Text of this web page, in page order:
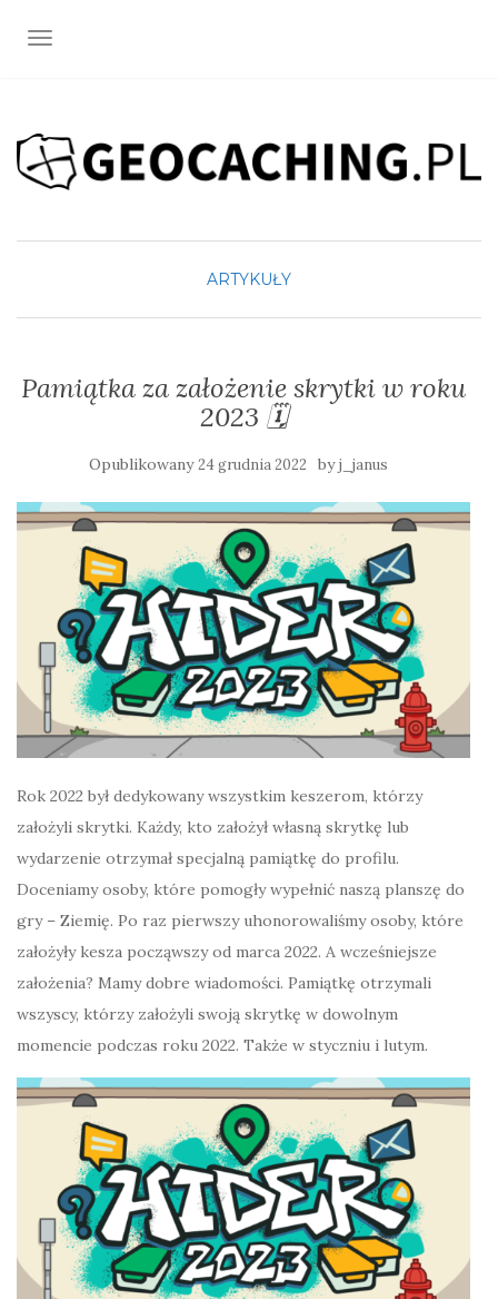
TOGGLE NAVIGATION
ARTYKUŁY
Pamiątka za założenie skrytki w roku
2023 🗓️
Opublikowany24 grudnia 2022 byj_janus
Rok 2022 był dedykowany wszystkim keszerom, którzy
założyli skrytki. Każdy, kto założył własną skrytkę lub
wydarzenie otrzymał specjalną pamiątkę do profilu.
Doceniamy osoby, które pomogły wypełnić naszą planszę do
gry – Ziemię. Po raz pierwszy uhonorowaliśmy osoby, które
założyły kesza począwszy od marca 2022. A wcześniejsze
założenia? Mamy dobre wiadomości. Pamiątkę otrzymali
wszyscy, którzy założyli swoją skrytkę w dowolnym
momencie podczas roku 2022. Także w styczniu i lutym.